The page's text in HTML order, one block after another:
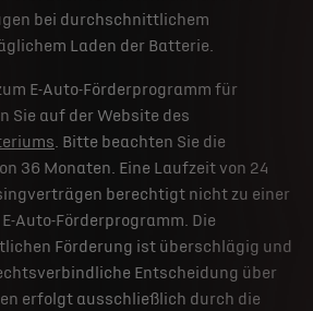
bei durchschnittlichem
Laden der Batterie.
E-Auto-Förderprogramm für
Sie auf der Website des
. Bitte beachten Sie die
36 Monaten. Eine Laufzeit von 24
berechtigt nicht zu einer
Auto-Förderprogramm. Die
Förderung ist überschlägig und
Entscheidung über
erfolgt ausschließlich durch die